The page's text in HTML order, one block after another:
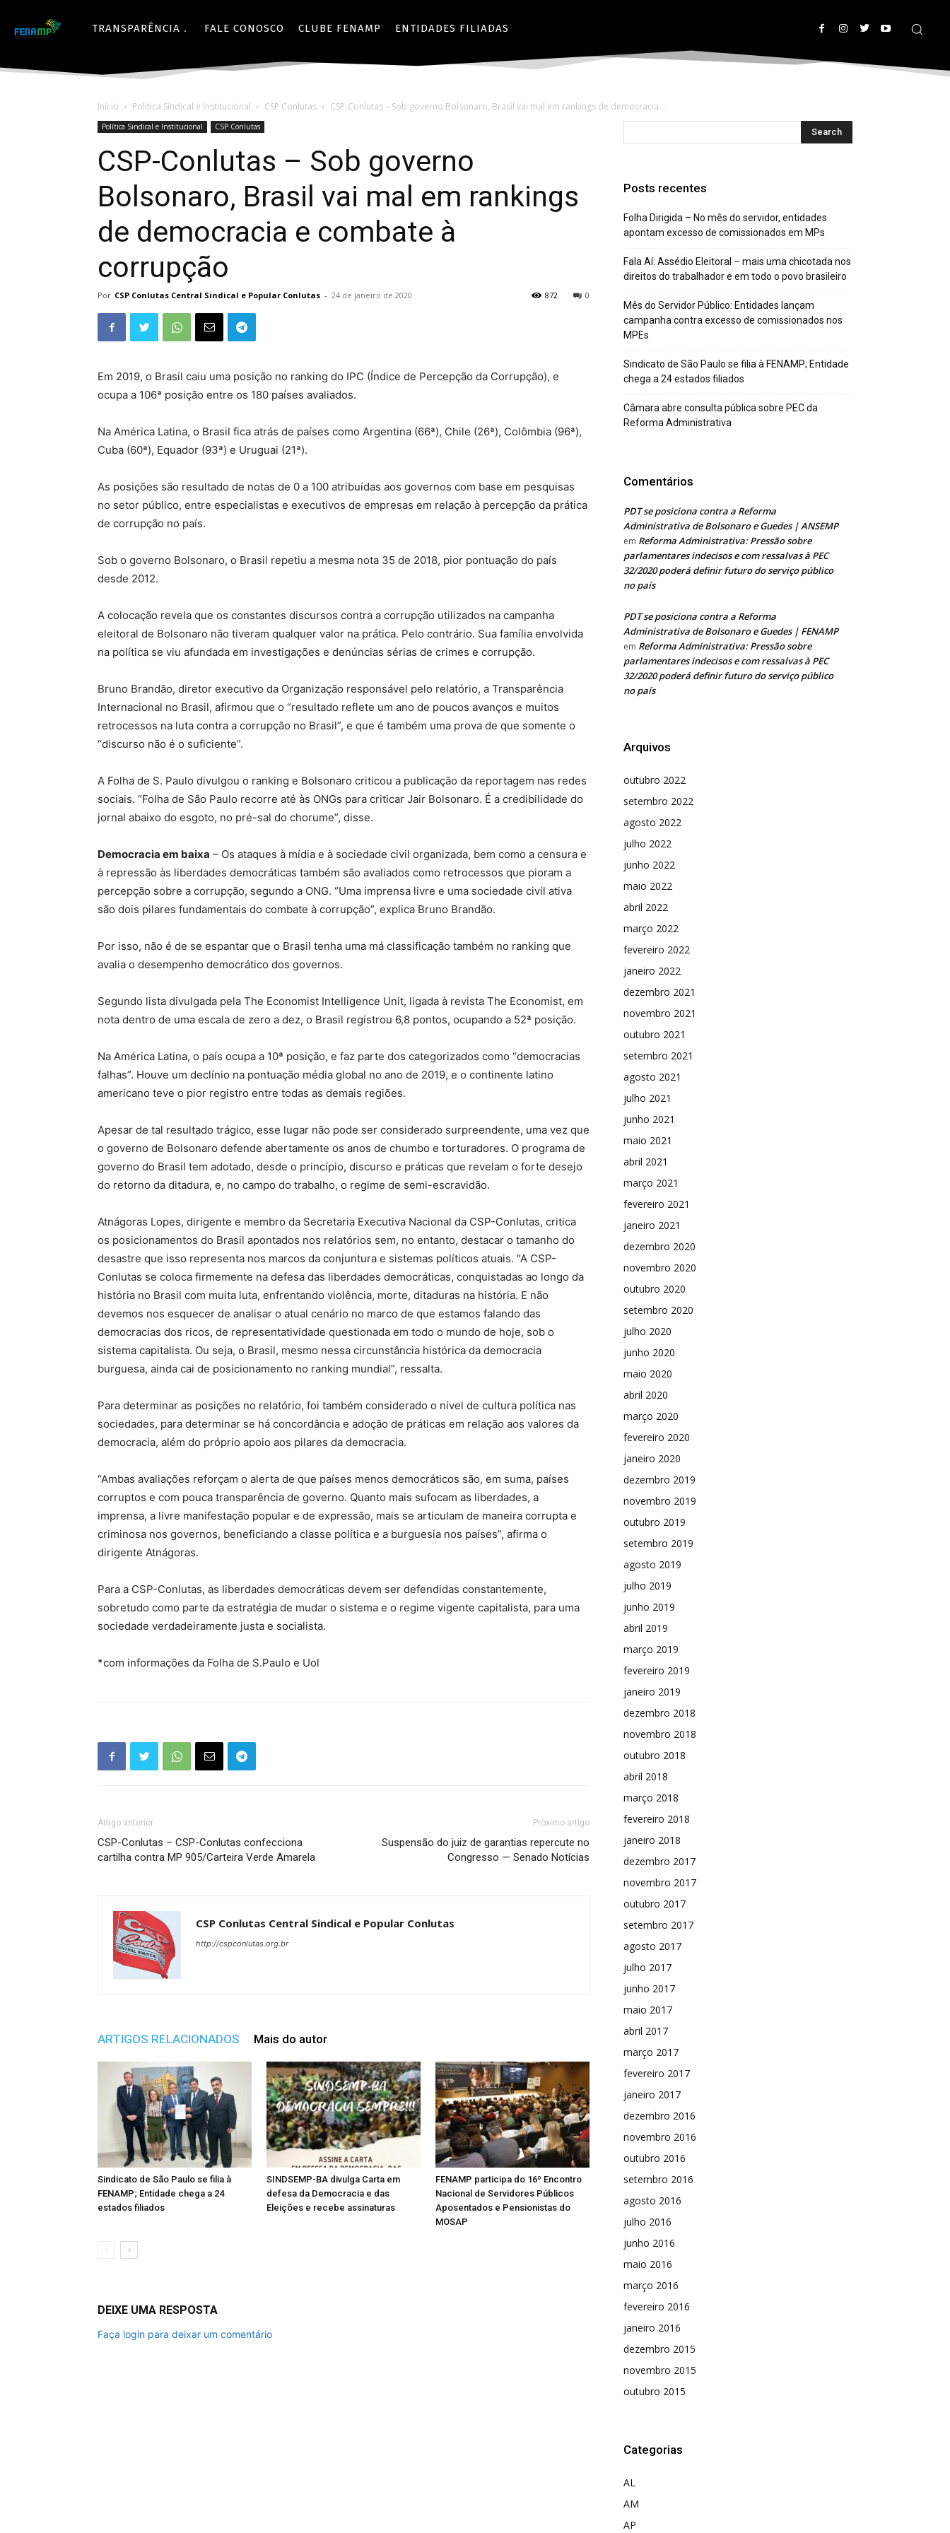
TRANSPARÊNCIA FALE CONOSCO CLUBE FENAMP ENTIDADES FILIADAS
Início Política Sindical e Institucional CSP Conlutas CSP-Conlutas – Sob governo Bolsonaro, Brasil vai mal em rankings de democracia...
Política Sindical e Institucional CSP Conlutas
CSP-Conlutas – Sob governo
Bolsonaro, Brasil vai mal em rankings
de democracia e combate à
corrupção
Por CSP Conlutas Central Sindical e Popular Conlutas - 24 de janeiro de 2020 0
872
Em 2019, o Brasil caiu uma posição no ranking do IPC (Índice de Percepção da Corrupção), e
ocupa a 106ª posição entre os 180 países avaliados.
Na América Latina, o Brasil fica atrás de países como Argentina (66ª), Chile (26ª), Colômbia (96ª),
Cuba (60ª), Equador (93ª) e Uruguai (21ª).
As posições são resultado de notas de 0 a 100 atribuídas aos governos com base em pesquisas
no setor público, entre especialistas e executivos de empresas em relação à percepção da prática
de corrupção no país.
Sob o governo Bolsonaro, o Brasil repetiu a mesma nota 35 de 2018, pior pontuação do país
desde 2012.
A colocação revela que os constantes discursos contra a corrupção utilizados na campanha
eleitoral de Bolsonaro não tiveram qualquer valor na prática. Pelo contrário. Sua família envolvida
na política se viu afundada em investigações e denúncias sérias de crimes e corrupção.
Bruno Brandão, diretor executivo da Organização responsável pelo relatório, a Transparência
Internacional no Brasil, afirmou que o “resultado reflete um ano de poucos avanços e muitos
retrocessos na luta contra a corrupção no Brasil”, e que é também uma prova de que somente o
“discurso não é o suficiente”.
A Folha de S. Paulo divulgou o ranking e Bolsonaro criticou a publicação da reportagem nas redes
sociais. “Folha de São Paulo recorre até às ONGs para criticar Jair Bolsonaro. É a credibilidade do
jornal abaixo do esgoto, no pré-sal do chorume”, disse.
Democracia em baixa – Os ataques à mídia e à sociedade civil organizada, bem como a censura e
à repressão às liberdades democráticas também são avaliados como retrocessos que pioram a
percepção sobre a corrupção, segundo a ONG. “Uma imprensa livre e uma sociedade civil ativa
são dois pilares fundamentais do combate à corrupção”, explica Bruno Brandão.
Por isso, não é de se espantar que o Brasil tenha uma má classificação também no ranking que
avalia o desempenho democrático dos governos.
Segundo lista divulgada pela The Economist Intelligence Unit, ligada à revista The Economist, em
nota dentro de uma escala de zero a dez, o Brasil registrou 6,8 pontos, ocupando a 52ª posição.
Na América Latina, o país ocupa a 10ª posição, e faz parte dos categorizados como “democracias
falhas”. Houve um declínio na pontuação média global no ano de 2019, e o continente latino
americano teve o pior registro entre todas as demais regiões.
Apesar de tal resultado trágico, esse lugar não pode ser considerado surpreendente, uma vez que
o governo de Bolsonaro defende abertamente os anos de chumbo e torturadores. O programa de
governo do Brasil tem adotado, desde o princípio, discurso e práticas que revelam o forte desejo
do retorno da ditadura, e, no campo do trabalho, o regime de semi-escravidão.
Atnágoras Lopes, dirigente e membro da Secretaria Executiva Nacional da CSP-Conlutas, critica
os posicionamentos do Brasil apontados nos relatórios sem, no entanto, destacar o tamanho do
desastre que isso representa nos marcos da conjuntura e sistemas políticos atuais. “A CSP-
Conlutas se coloca firmemente na defesa das liberdades democráticas, conquistadas ao longo da
história no Brasil com muita luta, enfrentando violência, morte, ditaduras na história. E não
devemos nos esquecer de analisar o atual cenário no marco de que estamos falando das
democracias dos ricos, de representatividade questionada em todo o mundo de hoje, sob o
sistema capitalista. Ou seja, o Brasil, mesmo nessa circunstância histórica da democracia
burguesa, ainda cai de posicionamento no ranking mundial”, ressalta.
Para determinar as posições no relatório, foi também considerado o nível de cultura política nas
sociedades, para determinar se há concordância e adoção de práticas em relação aos valores da
democracia, além do próprio apoio aos pilares da democracia.
“Ambas avaliações reforçam o alerta de que países menos democráticos são, em suma, países
corruptos e com pouca transparência de governo. Quanto mais sufocam as liberdades, a
imprensa, a livre manifestação popular e de expressão, mais se articulam de maneira corrupta e
criminosa nos governos, beneficiando a classe política e a burguesia nos países”, afirma o
dirigente Atnágoras.
Para a CSP-Conlutas, as liberdades democráticas devem ser defendidas constantemente,
sobretudo como parte da estratégia de mudar o sistema e o regime vigente capitalista, para uma
sociedade verdadeiramente justa e socialista.
*com informações da Folha de S.Paulo e Uol
Artigo anterior
CSP-Conlutas – CSP-Conlutas confecciona
cartilha contra MP 905/Carteira Verde Amarela
Próximo artigo
Suspensão do juiz de garantias repercute no
Congresso — Senado Notícias
CSP Conlutas Central Sindical e Popular Conlutas
http://cspconlutas.org.br
ARTIGOS RELACIONADOS Mais do autor
Sindicato de São Paulo se filia à
FENAMP; Entidade chega a 24
estados filiados
SINDSEMP-BA divulga Carta em
defesa da Democracia e das
Eleições e recebe assinaturas
FENAMP participa do 16º Encontro
Nacional de Servidores Públicos
Aposentados e Pensionistas do
MOSAP
DEIXE UMA RESPOSTA
Faça login para deixar um comentário
Posts recentes
Folha Dirigida – No mês do servidor, entidades
apontam excesso de comissionados em MPs
Fala Aí: Assédio Eleitoral – mais uma chicotada nos
direitos do trabalhador e em todo o povo brasileiro
Mês do Servidor Público: Entidades lançam
campanha contra excesso de comissionados nos
MPEs
Sindicato de São Paulo se filia à FENAMP; Entidade
chega a 24 estados filiados
Câmara abre consulta pública sobre PEC da
Reforma Administrativa
Comentários
PDT se posiciona contra a Reforma
Administrativa de Bolsonaro e Guedes | ANSEMP
em Reforma Administrativa: Pressão sobre
parlamentares indecisos e com ressalvas à PEC
32/2020 poderá definir futuro do serviço público
no país
PDT se posiciona contra a Reforma
Administrativa de Bolsonaro e Guedes | FENAMP
em Reforma Administrativa: Pressão sobre
parlamentares indecisos e com ressalvas à PEC
32/2020 poderá definir futuro do serviço público
no país
Arquivos
outubro 2022
setembro 2022
agosto 2022
julho 2022
junho 2022
maio 2022
abril 2022
março 2022
fevereiro 2022
janeiro 2022
dezembro 2021
novembro 2021
outubro 2021
setembro 2021
agosto 2021
julho 2021
junho 2021
maio 2021
abril 2021
março 2021
fevereiro 2021
janeiro 2021
dezembro 2020
novembro 2020
outubro 2020
setembro 2020
julho 2020
junho 2020
maio 2020
abril 2020
março 2020
fevereiro 2020
janeiro 2020
dezembro 2019
novembro 2019
outubro 2019
setembro 2019
agosto 2019
julho 2019
junho 2019
abril 2019
março 2019
fevereiro 2019
janeiro 2019
dezembro 2018
novembro 2018
outubro 2018
abril 2018
março 2018
fevereiro 2018
janeiro 2018
dezembro 2017
novembro 2017
outubro 2017
setembro 2017
agosto 2017
julho 2017
junho 2017
maio 2017
abril 2017
março 2017
fevereiro 2017
janeiro 2017
dezembro 2016
novembro 2016
outubro 2016
setembro 2016
agosto 2016
julho 2016
junho 2016
maio 2016
março 2016
fevereiro 2016
janeiro 2016
dezembro 2015
novembro 2015
outubro 2015
Categorias
AL
AM
AP